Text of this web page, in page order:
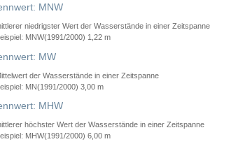
MNW
niedrigster Wert der Wasserstände in einer Zeitspanne
MNW(1991/2000) 1,22 m
MW
der Wasserstände in einer Zeitspanne
MN(1991/2000) 3,00 m
MHW
höchster Wert der Wasserstände in einer Zeitspanne
MHW(1991/2000) 6,00 m